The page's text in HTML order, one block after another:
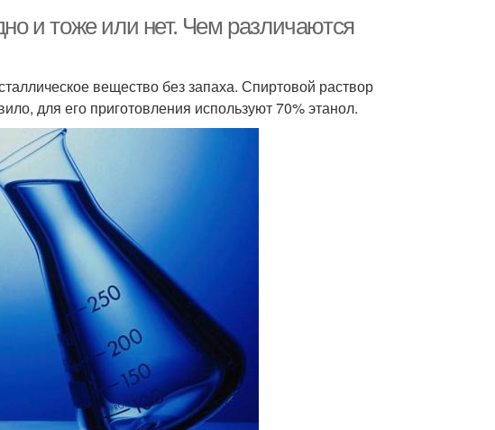
и тоже или нет. Чем различаются
вещество без запаха. Спиртовой раствор
для его приготовления используют 70% этанол.